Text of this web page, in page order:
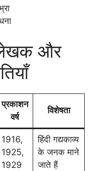
लेखक और
प्रकाशन
वर्ष
विशेषता
1916,
1925,
1929
हिंदी गद्यकाव्य
के जनक माने
जाते हैं